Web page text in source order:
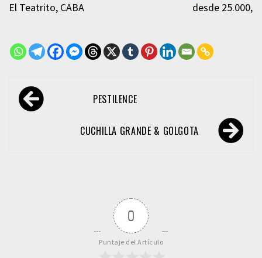
El Teatrito CABA
desde
Navegación
de PESTILENCE
CUCHILLA GRANDE & GOLGOTA
0
Puntaje del Artículo